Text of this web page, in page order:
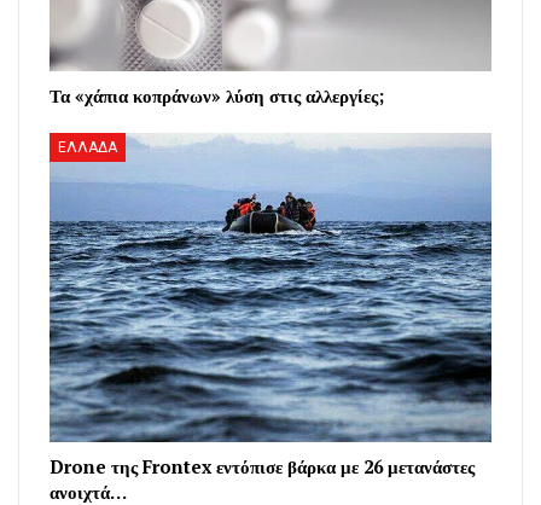
Τα «χάπια κοπράνων» λύση στις αλλεργίες;
ΕΛΛΑΔΑ
Drone της Frontex εντόπισε βάρκα με 26 μετανάστες
ανοιχτά…